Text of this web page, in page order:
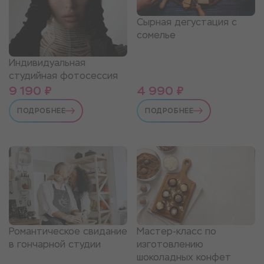
Индивидуальная
студийная фотосессия
9 190 ₽
ПОДРОБНЕЕ
Сырная дегустация с
сомелье
4 990 ₽
ПОДРОБНЕЕ
Романтическое свидание
в гончарной студии
Мастер-класс по
изготовлению
шоколадных конфет